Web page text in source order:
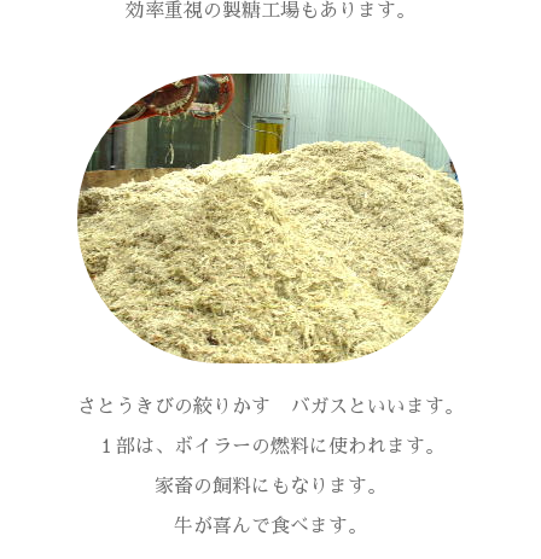
効率重視の製糖工場もあります。
さとうきびの絞りかす バガスといいます。
１部は、ボイラーの燃料に使われます。
家畜の飼料にもなります。
牛が喜んで食べます。